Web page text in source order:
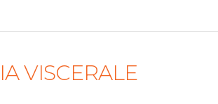
VISCERALE